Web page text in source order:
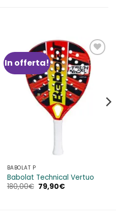
In offerta!
Aggiungi
alla lista
dei
desideri
BABOLAT P
Babolat Technical Vertuo
180,00€ Il
prezzo
79,90€Il